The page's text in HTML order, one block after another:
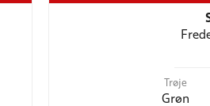
Trøje
Grøn